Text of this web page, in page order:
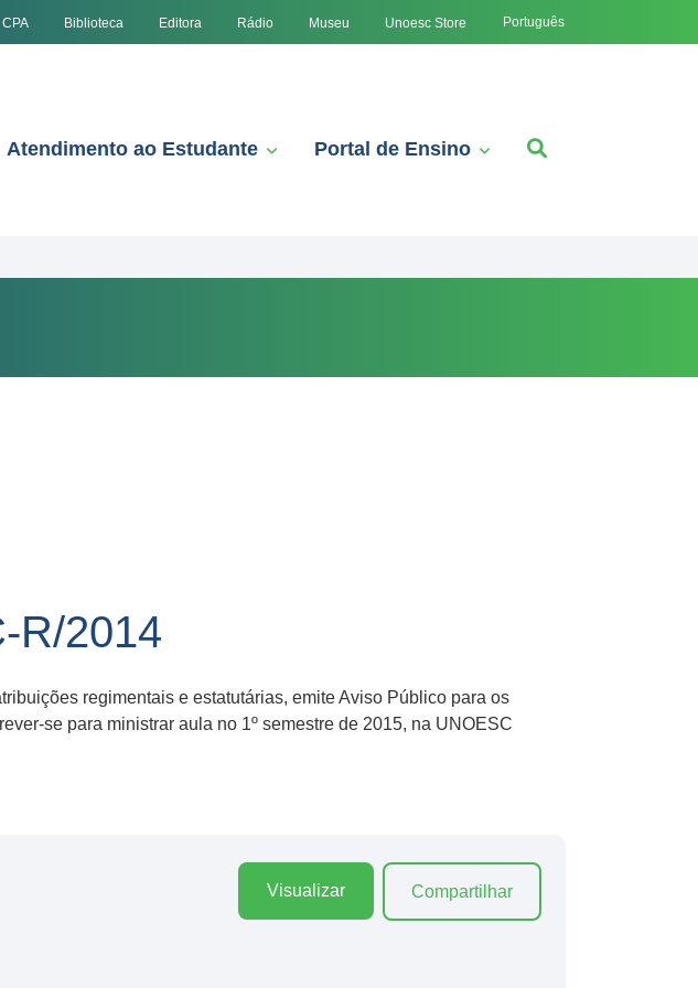
CPA Biblioteca Editora Rádio Museu Unoesc Store Português
Atendimento ao Estudante Portal de Ensino
R/2014
regimentais e estatutárias, emite Aviso Público para os
se para ministrar aula no 1º semestre de 2015, na UNOESC
Visualizar Compartilhar